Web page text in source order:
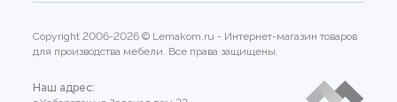
Copyright 2006-2026 © Lemakom.ru - Интернет-магазин товаров
для производства мебели. Все права защищены.
Наш адрес: